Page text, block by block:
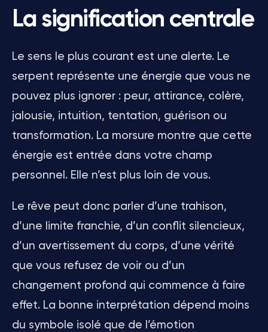
La signification centrale
Le sens le plus courant est une alerte. Le
serpent représente une énergie que vous ne
pouvez plus ignorer : peur, attirance, colère,
jalousie, intuition, tentation, guérison ou
transformation. La morsure montre que cette
énergie est entrée dans votre champ
personnel. Elle n’est plus loin de vous.
Le rêve peut donc parler d’une trahison,
d’une limite franchie, d’un conflit silencieux,
d’un avertissement du corps, d’une vérité
que vous refusez de voir ou d’un
changement profond qui commence à faire
effet. La bonne interprétation dépend moins
du symbole isolé que de l’émotion